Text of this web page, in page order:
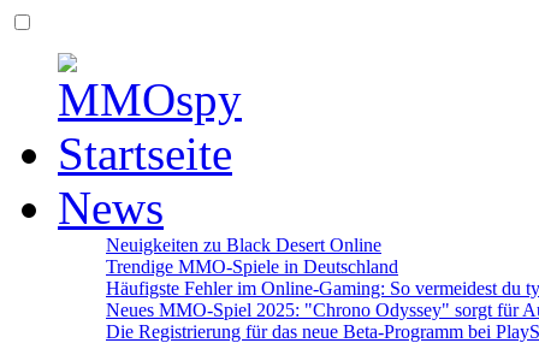
News
Neuigkeiten zu Black Desert Online
Trendige MMO-Spiele in Deutschland
Häufigste Fehler im Online-Gaming: So vermeidest du
Neues MMO-Spiel 2025: "Chrono Odyssey" sorgt für
Die Registrierung für das neue Beta-Programm bei